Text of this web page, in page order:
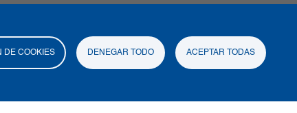
DE COOKIES DENEGAR TODO ACEPTAR TODAS